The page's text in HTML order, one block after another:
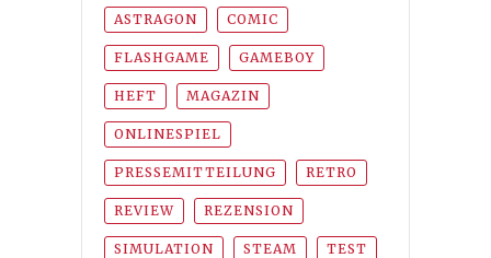
ASTRAGON COMIC
FLASHGAME GAMEBOY
HEFT MAGAZIN
ONLINESPIEL
PRESSEMITTEILUNG RETRO
REVIEW REZENSION
SIMULATION STEAM TEST